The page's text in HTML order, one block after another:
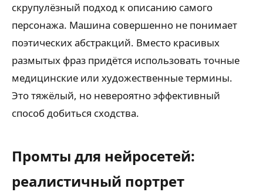
скрупулёзный подход к описанию самого
персонажа. Машина совершенно не понимает
поэтических абстракций. Вместо красивых
размытых фраз придётся использовать точные
медицинские или художественные термины.
Это тяжёлый, но невероятно эффективный
способ добиться сходства.
Промты для нейросетей:
реалистичный портрет